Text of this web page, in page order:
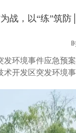
为战，以“练”筑
发环境事件应急
术开发区突发环境